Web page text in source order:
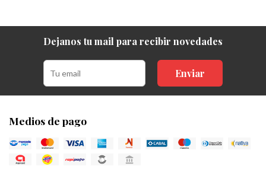
Dejanos tu mail para recibir novedades
Enviar
Medios de pago